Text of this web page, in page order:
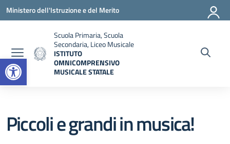
Open toolbar
Vai ai contenuti
Vai al menu di navigazione
Vai al footer
Ministero dell'Istruzione e del Merito
Scuola Primaria, Scuola
Secondaria, Liceo Musicale
ISTITUTO
OMNICOMPRENSIVO
MUSICALE STATALE
Piccoli e grandi in musica!